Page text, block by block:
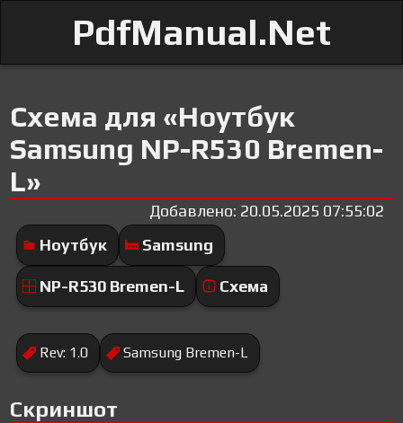
PdfManual.Net
Схема для «Ноутбук
Samsung NP-R530 Bremen-
L»
Добавлено: 20.05.2025 07:55:02
Ноутбук
Samsung
NP-R530 Bremen-L Схема
Rev: 1.0 Samsung Bremen-L
Скриншот